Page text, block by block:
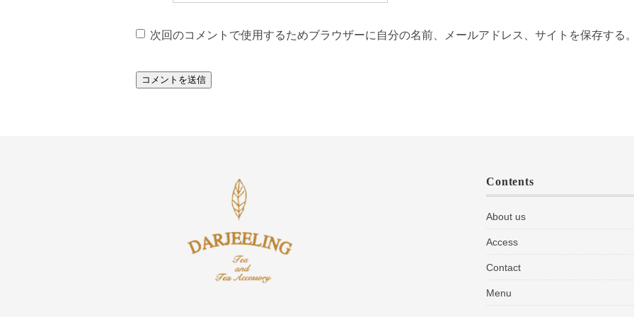
次回のコメントで使用するためブラウザーに自分の名前、メールアドレス、サイトを保存する
Contents
About us
Access
Contact
Menu